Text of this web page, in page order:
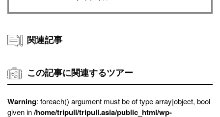
関連記事
この記事に関連するツアー
Warning: foreach() argument must be of type array|object, bool
given in/home/tripull/tripull.asia/public_html/wp-